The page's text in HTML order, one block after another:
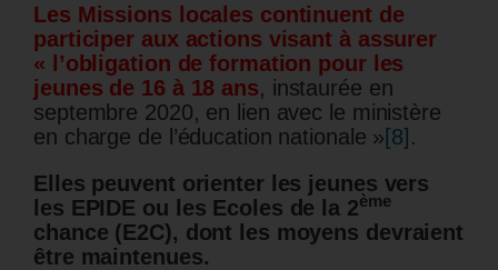
Les Missions locales continuent de
participer aux actions visant à assurer
« l’obligation de formation pour les
jeunes de 16 à 18 ans, instaurée en
septembre 2020, en lien avec le ministère
en charge de l’éducation nationale »[8] .
Elles peuvent orienter les jeunes vers
les EPIDE ou les Ecoles de la 2ème
chance (E2C), dont les moyens devraient
être maintenues.